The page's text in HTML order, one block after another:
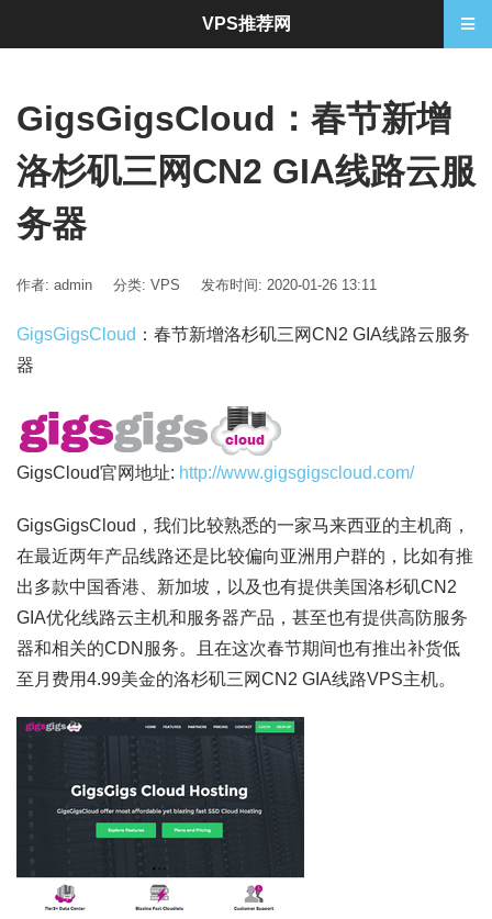
GigsGigsCloud：春节新增
洛杉矶三网CN2 GIA线路云服
务器
作者: admin 分类: VPS 发布时间: 2020-01-26 13:11
GigsGigsCloud ：春节新增洛杉矶三网CN2 GIA线路云服务
器
GigsCloud官网地址: http://www.gigsgigscloud.com/
GigsGigsCloud，我们比较熟悉的一家马来西亚的主机商，
在最近两年产品线路还是比较偏向亚洲用户群的，比如有推
出多款中国香港、新加坡，以及也有提供美国洛杉矶CN2
GIA优化线路云主机和服务器产品，甚至也有提供高防服务
器和相关的CDN服务。且在这次春节期间也有推出补货低
至月费用4.99美金的洛杉矶三网CN2 GIA线路VPS主机。
VPS推荐网